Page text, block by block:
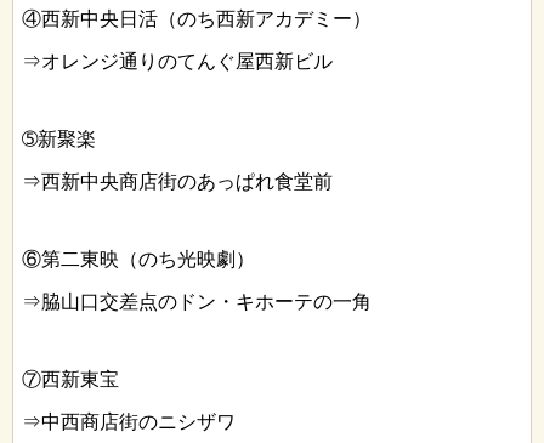
④西新中央日活（のち西新アカデミー）
⇒オレンジ通りのてんぐ屋西新ビル
➄新聚楽
⇒西新中央商店街のあっぱれ食堂前
⑥第二東映（のち光映劇）
⇒脇山口交差点のドン・キホーテの一角
⑦西新東宝
⇒中西商店街のニシザワ